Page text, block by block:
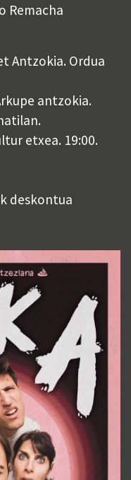
Remacha
Antzokia. Ordua
antzokia.
etxea. 19:00.
deskontua